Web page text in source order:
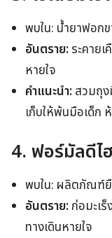
พบใน: น้ำยาฟอก
อันตราย:ระคาย
หายใจ
คำแนะนำ:สวมถุง
เก็บให้พ้นมือเด็ก
4. ฟอร์มัลดีไ
พบใน: ผลิตภัณฑ์ยื
อันตราย:ก่อมะเ
ทางเดินหายใจ